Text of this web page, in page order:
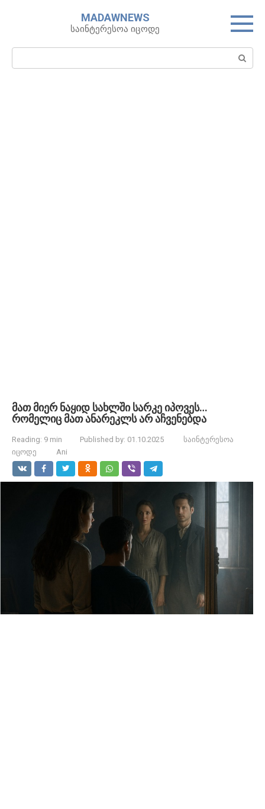
MADAWNEWS
საინტერესოა იცოდე
Search:
მათ მიერ ნაყიდ სახლში სარკე იპოვეს…
რომელიც მათ ანარეკლს არ აჩვენებდა
Reading: 9 min Published by: 01.10.2025
საინტერესოა
იცოდე
Ani